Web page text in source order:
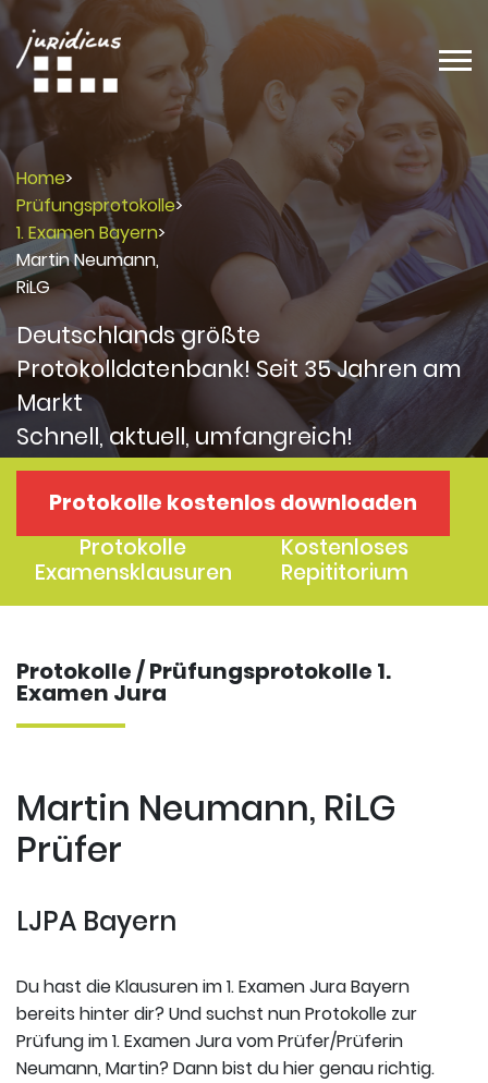
Home>
Prüfungsprotokolle>
1. Examen Bayern>
Martin Neumann,
RiLG
Deutschlands größte
Protokolldatenbank! Seit 35 Jahren am
Markt
Schnell, aktuell, umfangreich!
Protokolle kostenlos downloaden
1. Examen
2. Examen
Protokolle
Examensklausuren
Kostenloses
Repititorium
Protokolle / Prüfungsprotokolle 1.
Examen Jura
Martin Neumann, RiLG
Prüfer
LJPA Bayern
Du hast die Klausuren im 1. Examen Jura Bayern
bereits hinter dir? Und suchst nun Protokolle zur
Prüfung im 1. Examen Jura vom Prüfer/Prüferin
Neumann, Martin? Dann bist du hier genau richtig.